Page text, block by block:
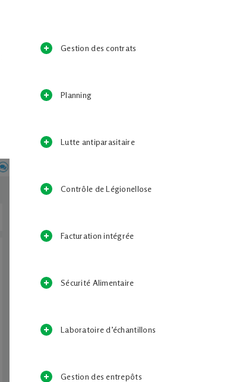
Gestion des contrats
Planning
Lutte antiparasitaire
Contrôle de Légionellose
Facturation intégrée
Sécurité Alimentaire
Laboratoire d’échantillons
Gestion des entrepôts